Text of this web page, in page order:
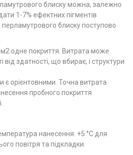
блиску можна, залежно
1-7% ефектних пігментів
блиску поступово
одне покриття. Витрата може
здатності, що вбирає, і структури
є орієнтовними. Точна витрата
пробного покриття
нанесення: +5 °C для
повітря та підкладки.